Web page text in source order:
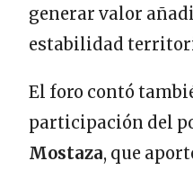
generar valor
estabilidad
El foro contó
participación del
Mostaza, que